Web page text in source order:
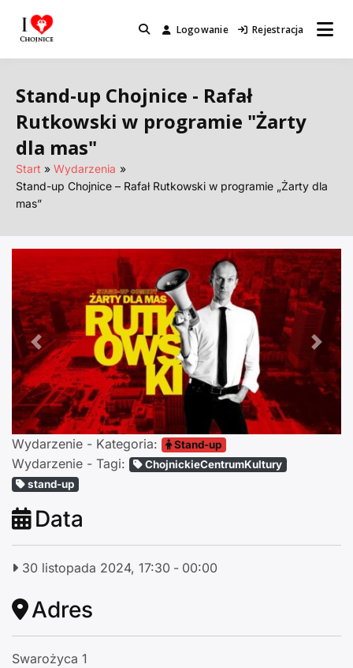
Miejsca które warto odwiedzić.
Logowanie Rejestracja
Stand-up Chojnice - Rafał
Rutkowski w programie "Żarty
dla mas"
Start
Wydarzenia
Stand-up Chojnice – Rafał Rutkowski w programie „Żarty dla
mas”
Poprzednie
Wydarzenie - Kategoria: Stand-up
Wydarzenie - Tagi:
ChojnickieCentrumKultury
stand-up
Data
30 listopada 2024, 17:30 - 00:00
Adres
Swarożyca 1